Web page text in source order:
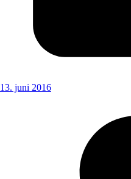
13. juni 2016